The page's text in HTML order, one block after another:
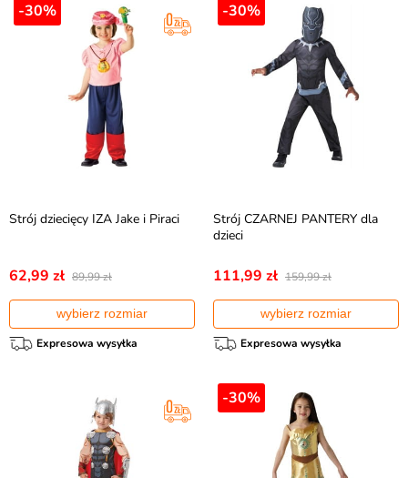
-30%
Strój dziecięcy IZA Jake i Piraci
62,99 zł 89,99 zł
wybierz rozmiar
Expresowa wysyłka
-30%
Strój CZARNEJ PANTERY dla
dzieci
111,99 zł 159,99 zł
wybierz rozmiar
Expresowa wysyłka
-30%